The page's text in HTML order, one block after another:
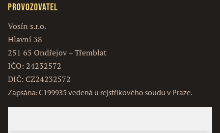
Provozovatel
Vosín s.r.o.
Hlavní 38
251 65 Ondřejov – Třemblat
IČO: 24232572
DIČ: CZ24232572
Zapsána: C199935 vedená u rejstříkového soudu v Praze.